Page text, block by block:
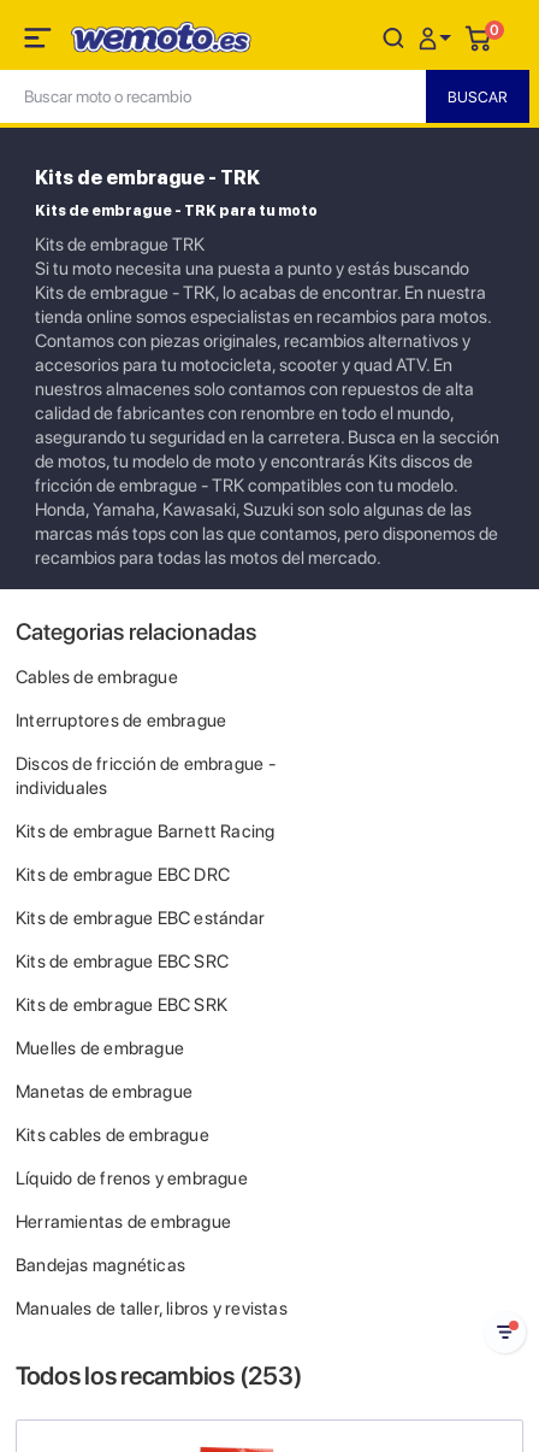
0
Kits de embrague - TRK
Kits de embrague - TRK para tu moto
Kits de embrague TRK
Si tu moto necesita una puesta a punto y estás buscando
Kits de embrague - TRK, lo acabas de encontrar. En nuestra
tienda online somos especialistas en recambios para motos.
Contamos con piezas originales, recambios alternativos y
accesorios para tu motocicleta, scooter y quad ATV. En
nuestros almacenes solo contamos con repuestos de alta
calidad de fabricantes con renombre en todo el mundo,
asegurando tu seguridad en la carretera. Busca en la sección
de motos, tu modelo de moto y encontrarás Kits discos de
fricción de embrague - TRK compatibles con tu modelo.
Honda, Yamaha, Kawasaki, Suzuki son solo algunas de las
marcas más tops con las que contamos, pero disponemos de
recambios para todas las motos del mercado.
Categorias relacionadas
Cables de embrague
Interruptores de embrague
Discos de fricción de embrague -
individuales
Kits de embrague Barnett Racing
Kits de embrague EBC DRC
Kits de embrague EBC estándar
Kits de embrague EBC SRC
Kits de embrague EBC SRK
Muelles de embrague
Manetas de embrague
Kits cables de embrague
Líquido de frenos y embrague
Herramientas de embrague
Bandejas magnéticas
Manuales de taller, libros y revistas
Todos los recambios (253)